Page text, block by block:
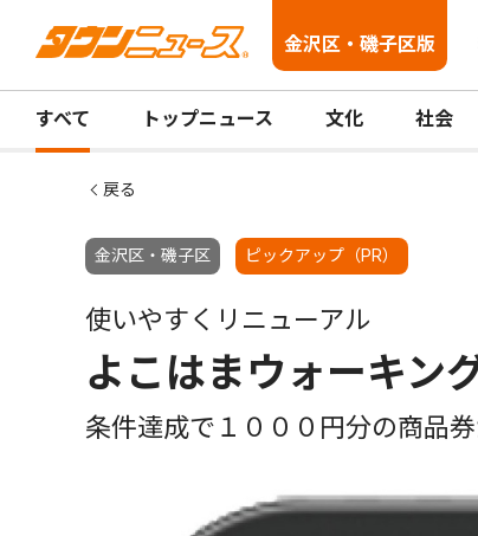
金沢区・磯子区版
すべて トップニュース 文化 社会
戻る
金沢区・磯子区 ピックアップ（PR）
使いやすくリニューアル
よこはまウォーキン
条件達成で１０００円分の商品